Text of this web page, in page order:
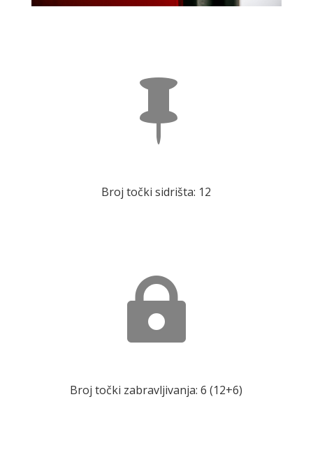

Broj točki sidrišta: 12

Broj točki zabravljivanja: 6 (12+6)